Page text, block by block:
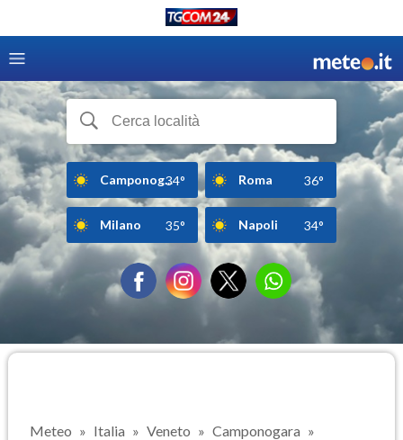
Camponog...34° Roma 36°
Milano 35° Napoli 34°
Meteo Italia Veneto
Camponogara